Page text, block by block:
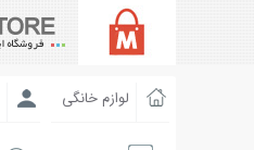
لوازم خانگی